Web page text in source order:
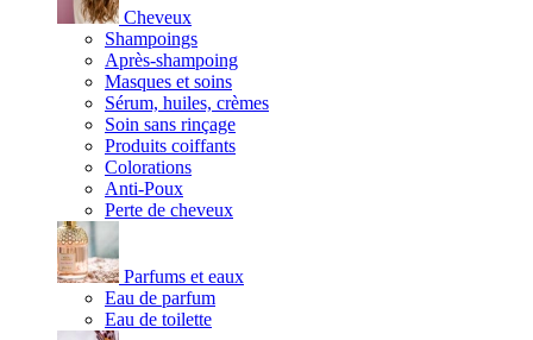
Cheveux
Shampoings
Après-shampoing
Masques et soins
Sérum, huiles, crèmes
Soin sans rinçage
Produits coiffants
Colorations
Anti-Poux
Perte de cheveux
Parfums et eaux
Eau de parfum
Eau de toilette